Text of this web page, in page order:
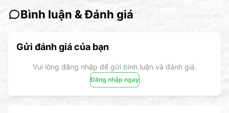
Bình luận & Đánh giá
Gửi đánh giá của bạn
Vui lòng đăng nhập để gửi bình luận và đánh giá.
Đăng nhập ngay